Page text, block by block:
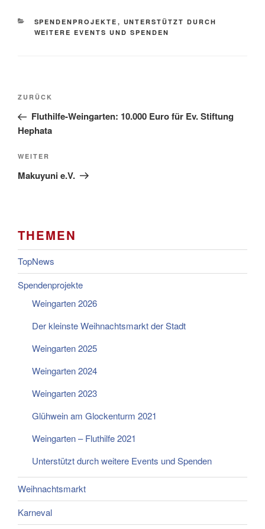
KATEGORIEN
SPENDENPROJEKTE , UNTERSTÜTZT DURCH
WEITERE EVENTS UND SPENDEN
Beitragsnavigation
Vorheriger
Beitrag
ZURÜCK
Fluthilfe-Weingarten: 10.000 Euro für Ev. Stiftung
Hephata
Nächster
Beitrag
WEITER
Makuyuni e.V.
THEMEN
TopNews
Spendenprojekte
Weingarten 2026
Der kleinste Weihnachtsmarkt der Stadt
Weingarten 2025
Weingarten 2024
Weingarten 2023
Glühwein am Glockenturm 2021
Weingarten – Fluthilfe 2021
Unterstützt durch weitere Events und Spenden
Weihnachtsmarkt
Karneval